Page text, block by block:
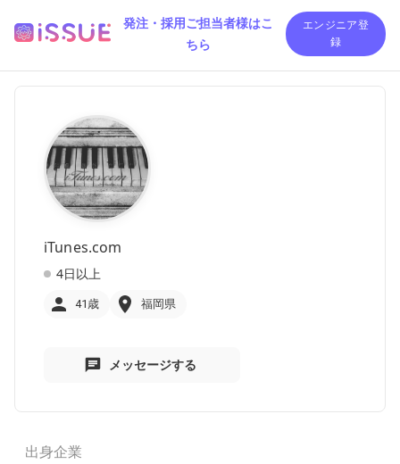
発注・採用ご担当者様はこ
ちら
エンジニア登
録
iTunes.com
4日以上
41歳 福岡県
メッセージする
出身企業